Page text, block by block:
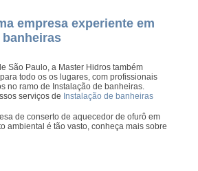
empresa experiente em
São Paulo, a Master Hidros também
todo os os lugares, com profissionais
no ramo de Instalação de banheiras.
serviços de Instalação de banheiras
de conserto de aquecedor de ofurô em
ambiental é tão vasto, conheça mais sobre